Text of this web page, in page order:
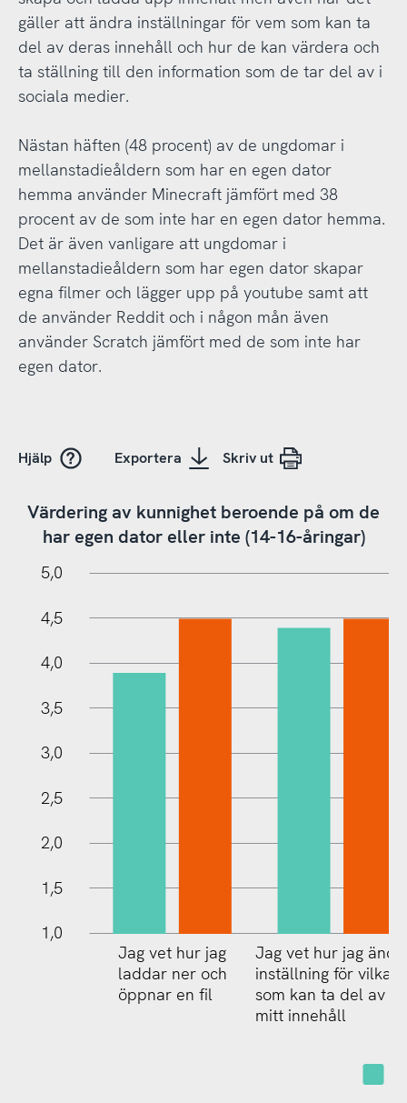
gäller att ändra inställningar för vem som kan ta
del av deras innehåll och hur de kan värdera och
ta ställning till den information som de tar del av i
sociala medier.
Nästan häften (48 procent) av de ungdomar i
mellanstadieåldern som har en egen dator
hemma använder Minecraft jämfört med 38
procent av de som inte har en egen dator hemma.
Det är även vanligare att ungdomar i
mellanstadieåldern som har egen dator skapar
egna filmer och lägger upp på youtube samt att
de använder Reddit och i någon mån även
använder Scratch jämfört med de som inte har
egen dator.
Hjälp Exportera Skriv ut
Värdering av kunnighet beroende på om de
har egen dator eller inte (14-16-åringar)
1,0
5,0
4,5
4,0
3,5
3,0
2,5
2,0
1,5
1,0
Jag vet hur jag
laddar ner och
öppnar en fil
Jag vet hur jag
inställning för vilka
som kan ta del av
mitt innehåll